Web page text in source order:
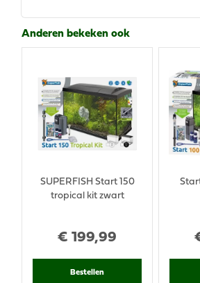
Anderen bekeken ook
€ 199,99
SUPERFISH Start 150
tropical kit zwart
Bestellen